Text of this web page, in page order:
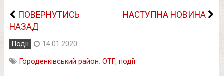
ПОВЕРНУТИСЬ
НАЗАД
НАСТУПНА НОВИНА
Події 14.01.2020
Городенківський район, ОТГ, події